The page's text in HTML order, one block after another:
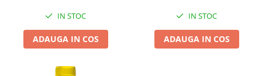
IN STOC
ADAUGA IN COS
IN STOC
ADAUGA IN COS